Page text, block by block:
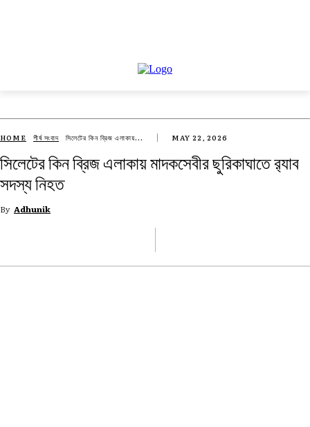
HOME শীর্ষ সংবাদ সিলেটের কিন ব্রিজ এলাকায়... MAY 22, 2026
সিলেটের কিন ব্রিজ এলাকায় মাদকসেবীর ছুরিকাঘাতে র‌্যাব
সদস্য নিহত
By Adhunik